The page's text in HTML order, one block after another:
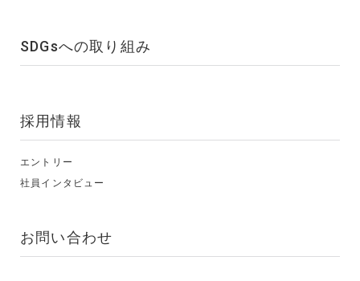
SDGsへの取り組み
採用情報
エントリー
社員インタビュー
お問い合わせ